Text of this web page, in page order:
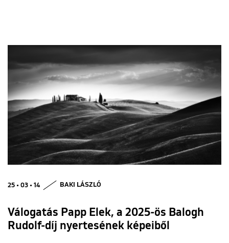
25 • 03 • 14 BAKI LÁSZLÓ
Válogatás Papp Elek, a 2025-ös Balogh
Rudolf-díj nyertesének képeiből